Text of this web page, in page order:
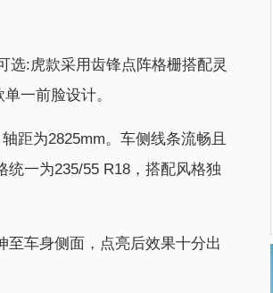
选:虎款采用齿锋点阵格栅搭配灵
一前脸设计。
距为2825mm。车侧线条流畅且
一为235/55 R18，搭配风格独
车身侧面，点亮后效果十分出